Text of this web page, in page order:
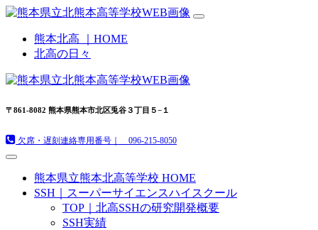
熊本北高 ｜HOME
北高の日々
〒861-8082 熊本県熊本市北区兎谷３丁目５−１
欠席・遅刻連絡専用番号｜ 096-215-8050
熊本県立熊本北高等学校 HOME
SSH｜スーパーサイエンスハイスクール
TOP｜北高SSHの研究開発概要
SSH実績